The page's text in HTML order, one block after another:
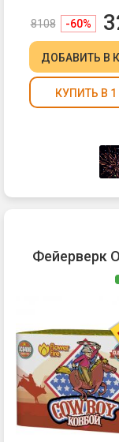
8108 -60%
ДОБАВИТЬ В
КУПИТЬ В
Фейерверк